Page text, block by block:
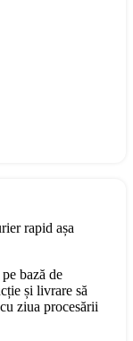
rapid așa
bază de
și livrare să
ziua procesării